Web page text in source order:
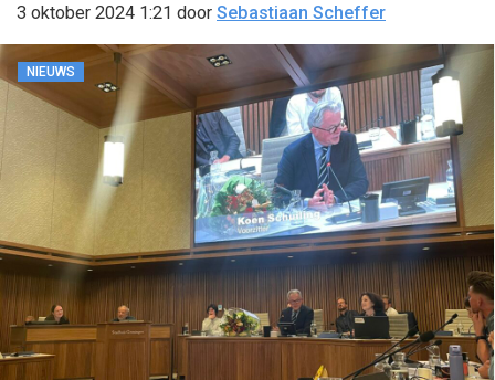
3 oktober 2024 1:21 door Sebastiaan Scheffer
NIEUWS